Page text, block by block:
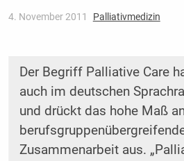
4. November 2011 Palliativmedizin
Der Begriff Palliative Care
auch im deutschen
und drückt das hohe Maß
Zusammenarbeit aus.